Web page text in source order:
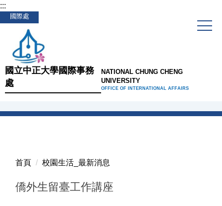
跳
到
內
容
區
:::
國際處
國立中正大學國際事務
處
NATIONAL CHUNG CHENG
UNIVERSITY
OFFICE OF INTERNATIONAL AFFAIRS
首頁 校園生活_最新消息
僑外生留臺工作講座